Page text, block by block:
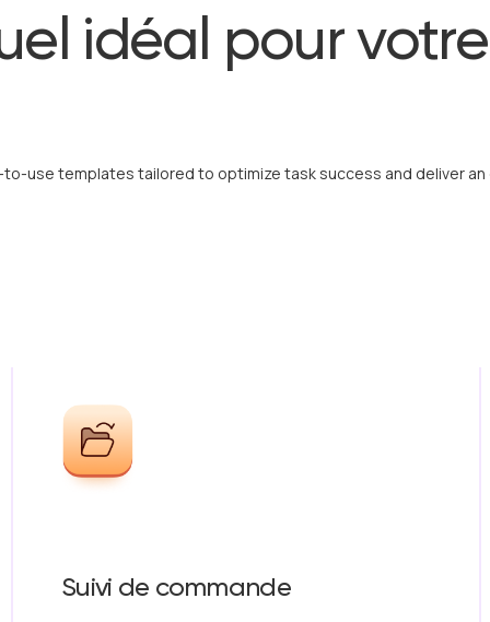
idéal pour votre
use templates tailored to optimize task success and deliver
Suivi de commande